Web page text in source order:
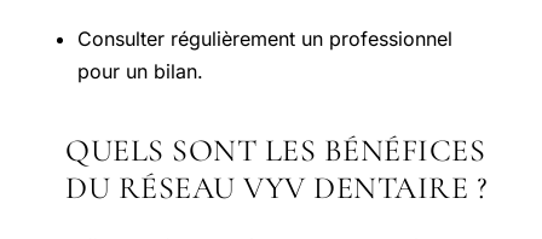
Consulter régulièrement un professionnel
pour un bilan.
QUELS SONT LES BÉNÉFICES
DU RÉSEAU VYV DENTAIRE ?